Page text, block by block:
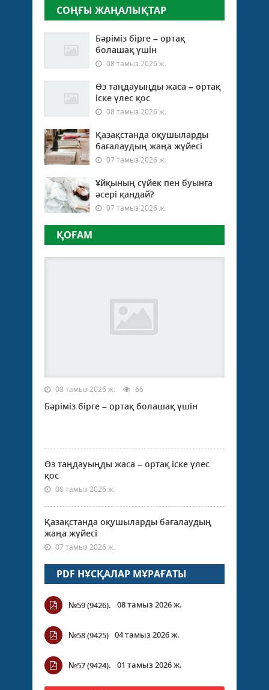
СОҢҒЫ ЖАҢАЛЫҚТАР
Бәріміз бірге – ортақ
болашақ үшін
08 тамыз 2026 ж.
Өз таңдауыңды жаса – ортақ
іске үлес қос
08 тамыз 2026 ж.
Қазақстанда оқушыларды
бағалаудың жаңа жүйесі
07 тамыз 2026 ж.
Ұйқының сүйек пен буынға
әсері қандай?
07 тамыз 2026 ж.
ҚОҒАМ
08 тамыз 2026 ж. 66
Бәріміз бірге – ортақ болашақ үшін
Өз таңдауыңды жаса – ортақ іске үлес
қос
08 тамыз 2026 ж.
Қазақстанда оқушыларды бағалаудың
жаңа жүйесі
07 тамыз 2026 ж.
PDF НҰСҚАЛАР МҰРАҒАТЫ
№59 (9426). 08 тамыз 2026 ж.
№58 (9425) 04 тамыз 2026 ж.
№57 (9424). 01 тамыз 2026 ж.